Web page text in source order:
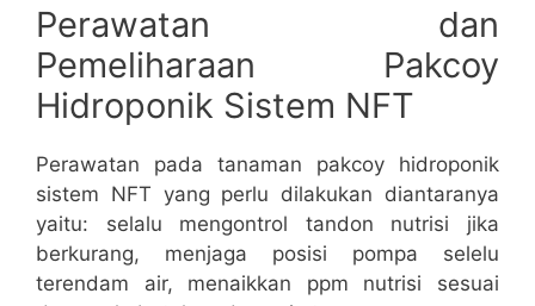
Perawatan dan
Pemeliharaan Pakcoy
Hidroponik Sistem NFT
Perawatan pada tanaman pakcoy hidroponik
sistem NFT yang perlu dilakukan diantaranya
yaitu: selalu mengontrol tandon nutrisi jika
berkurang, menjaga posisi pompa selelu
terendam air, menaikkan ppm nutrisi sesuai